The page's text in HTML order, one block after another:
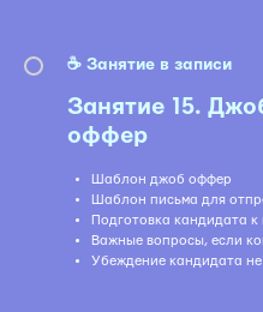
☕️ Занятие в записи
Занятие 15.
оффер
Шаблон джоб оффер
Шаблон письма для
Подготовка кандидата
Важные вопросы, если
Убеждение кандидата